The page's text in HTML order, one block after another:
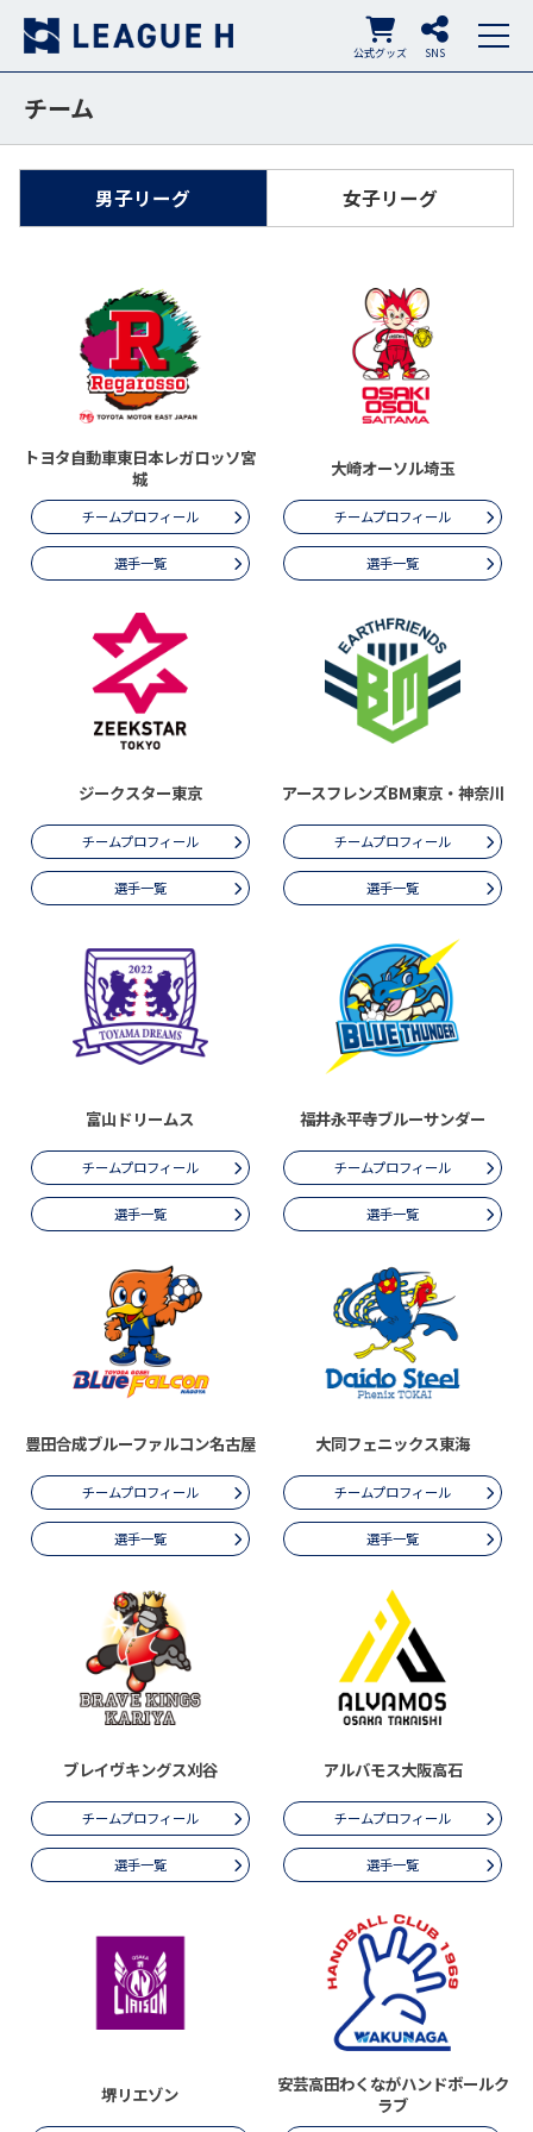
SNS
公式グッズ
チーム
男子リーグ 女子リーグ
トヨタ自動車東日本レガロッソ宮
城
チームプロフィール
選手一覧
大崎オーソル埼玉
チームプロフィール
選手一覧
ジークスター東京
チームプロフィール
選手一覧
アースフレンズBM東京・神奈川
チームプロフィール
選手一覧
富山ドリームス
チームプロフィール
選手一覧
福井永平寺ブルーサンダー
チームプロフィール
選手一覧
豊田合成ブルーファルコン名古屋
チームプロフィール
選手一覧
大同フェニックス東海
チームプロフィール
選手一覧
ブレイヴキングス刈谷
チームプロフィール
選手一覧
アルバモス大阪高石
チームプロフィール
選手一覧
堺リエゾン
安芸高田わくながハンドボールク
ラブ